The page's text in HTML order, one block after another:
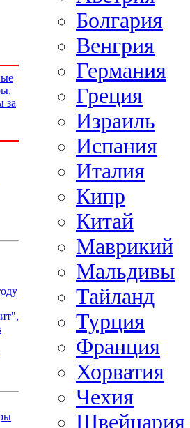
за
Болгария
Венгрия
Германия
Греция
Израиль
Испания
Италия
Кипр
Китай
Маврикий
Мальдивы
Тайланд
Турция
Франция
Хорватия
Чехия
Швейцария